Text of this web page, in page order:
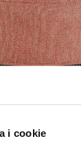
i cookie